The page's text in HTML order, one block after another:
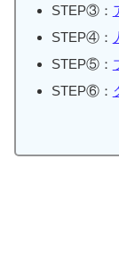
STEP③：
STEP④：
STEP⑤：
STEP⑥：